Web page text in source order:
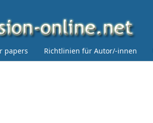
papers Richtlinien für Autor/-innen